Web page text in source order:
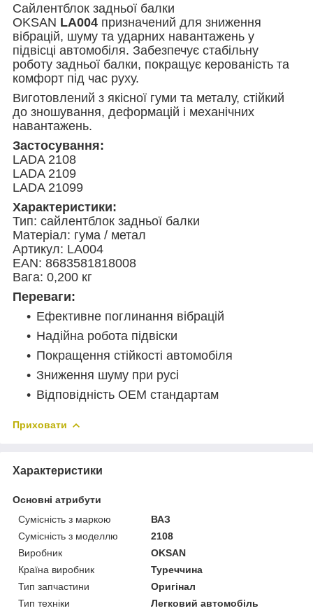
Сайлентблок задньої балки
OKSAN LA004 призначений для зниження
вібрацій, шуму та ударних навантажень у
підвісці автомобіля. Забезпечує стабільну
роботу задньої балки, покращує керованість та
комфорт під час руху.
Виготовлений з якісної гуми та металу, стійкий
до зношування, деформацій і механічних
навантажень.
Застосування:
LADA 2108
LADA 2109
LADA 21099
Характеристики:
Тип: сайлентблок задньої балки
Матеріал: гума / метал
Артикул: LA004
EAN: 8683581818008
Вага: 0,200 кг
Переваги:
Ефективне поглинання вібрацій
Надійна робота підвіски
Покращення стійкості автомобіля
Зниження шуму при русі
Відповідність OEM стандартам
Приховати
Характеристики
Основні атрибути
Сумісність з маркою
ВАЗ
Сумісність з моделлю
2108
Виробник
OKSAN
Країна виробник
Туреччина
Тип запчастини
Оригінал
Тип техніки
Легковий автомобіль